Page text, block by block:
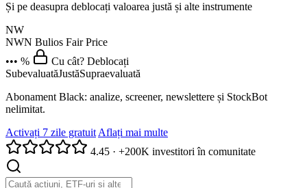
Și pe deasupra deblocați valoarea justă și alte instrumente
NW
NWN Bulios Fair Price
••• %
Cu cât? Deblocați
SubevaluatăJustăSupraevaluată
Abonament Black: analize, screener, newslettere și StockBot
nelimitat.
Activați 7 zile gratuit Aflați mai multe
4.45 · +200K investitori în comunitate